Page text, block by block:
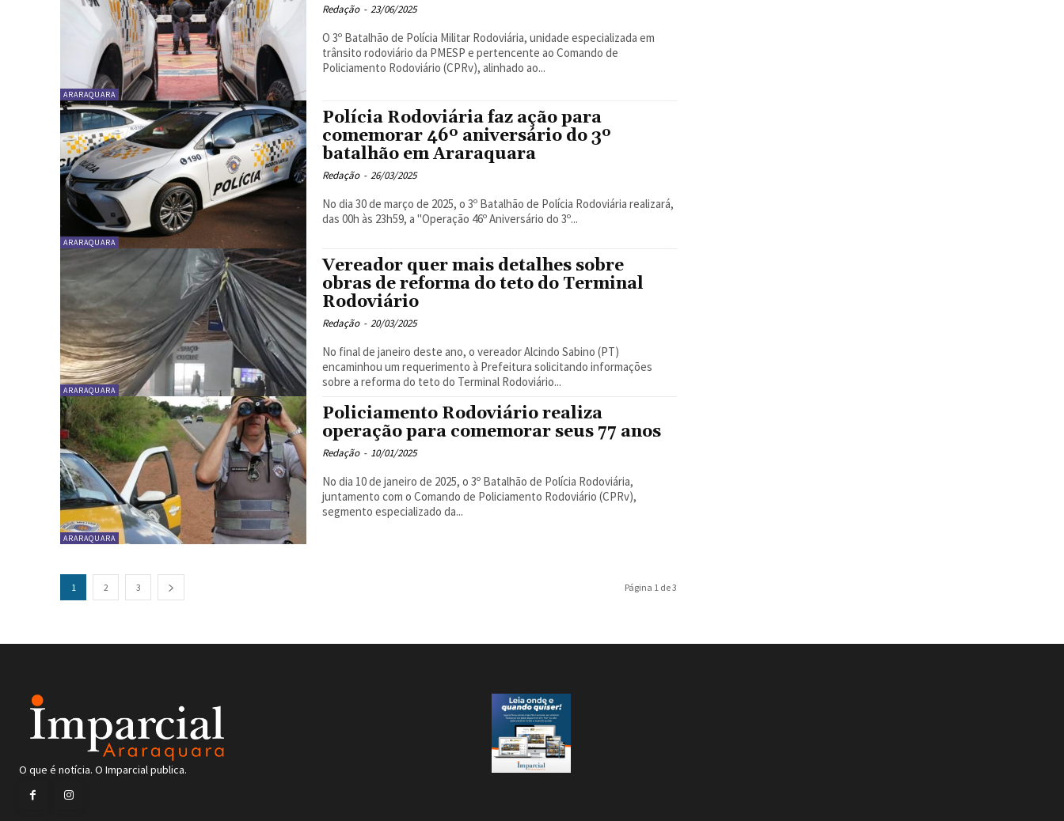
ARARAQUARA
Redação - 23/06/2025
O 3º Batalhão de Polícia Militar Rodoviária, unidade especializada em
trânsito rodoviário da PMESP e pertencente ao Comando de
Policiamento Rodoviário (CPRv), alinhado ao...
ARARAQUARA
Polícia Rodoviária faz ação para
comemorar 46º aniversário do 3º
batalhão em Araraquara
Redação - 26/03/2025
No dia 30 de março de 2025, o 3º Batalhão de Polícia Rodoviária realizará,
das 00h às 23h59, a "Operação 46º Aniversário do 3º...
ARARAQUARA
Vereador quer mais detalhes sobre
obras de reforma do teto do Terminal
Rodoviário
Redação - 20/03/2025
No final de janeiro deste ano, o vereador Alcindo Sabino (PT)
encaminhou um requerimento à Prefeitura solicitando informações
sobre a reforma do teto do Terminal Rodoviário...
ARARAQUARA
Policiamento Rodoviário realiza
operação para comemorar seus 77 anos
Redação - 10/01/2025
No dia 10 de janeiro de 2025, o 3º Batalhão de Polícia Rodoviária,
juntamento com o Comando de Policiamento Rodoviário (CPRv),
segmento especializado da...
1 2 3 Página 1 de 3
O que é notícia. O Imparcial publica.